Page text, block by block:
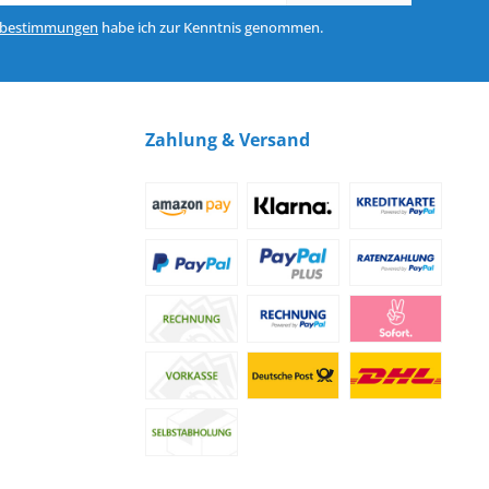
habe ich zur Kenntnis genommen.
Zahlung & Versand